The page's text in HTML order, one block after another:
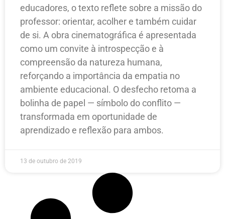
educadores, o texto reflete sobre a missão do
professor: orientar, acolher e também cuidar
de si. A obra cinematográfica é apresentada
como um convite à introspecção e à
compreensão da natureza humana,
reforçando a importância da empatia no
ambiente educacional. O desfecho retoma a
bolinha de papel — símbolo do conflito —
transformada em oportunidade de
aprendizado e reflexão para ambos.
13 de outubro de 2019